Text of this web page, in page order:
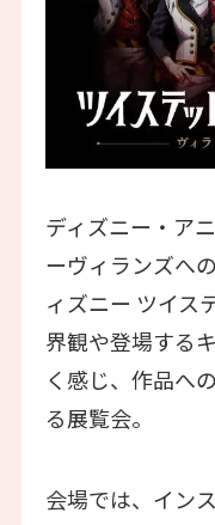
ディズニー・ア
ーヴィランズへ
ィズニー ツイス
界観や登場する
く感じ、作品へ
る展覧会。
会場では、イン